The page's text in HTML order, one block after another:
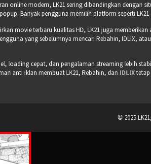
online modern, LK21 sering dibandingkan dengan
Banyak pengguna memilih platform seperti
movie terbaru kualitas HD, LK21 juga
yang sebelumnya mencari Rebahin, IDLIX, atau
loading cepat, dan pengalaman streaming lebih
anti iklan membuat LK21, Rebahin, dan IDLIX
© 2025